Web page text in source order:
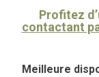
Profitez
contactant
Meilleure